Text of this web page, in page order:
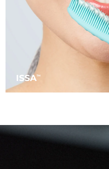
ISSATM
阿拉伯聯合大公國
烏茲別克